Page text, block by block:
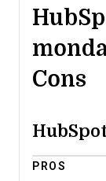
Cons
PROS